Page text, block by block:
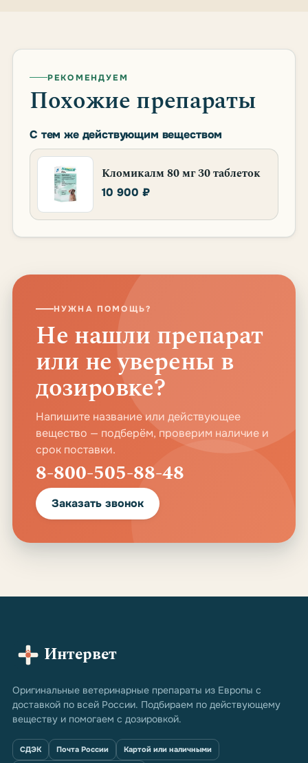
РЕКОМЕНДУЕМ
Похожие препараты
С тем же действующим веществом
Кломикалм 80 мг 30 таблеток
10 900 ₽
НУЖНА ПОМОЩЬ?
Не нашли препарат
или не уверены в
дозировке?
Напишите название или действующее
вещество — подберём, проверим наличие и
срок поставки.
8-800-505-88-48
Заказать звонок
Интервет
Оригинальные ветеринарные препараты из Европы с
доставкой по всей России. Подбираем по действующему
веществу и помогаем с дозировкой.
СДЭК Почта России Картой или наличными